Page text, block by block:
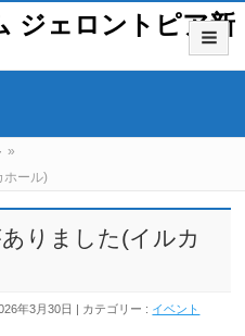
ジェロントピア新
»
ホール)
りました(イルカ
年3月30日 カテゴリー : イベント